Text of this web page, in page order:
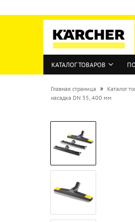
КАТАЛОГ ТОВАРОВ
Главная страница » Каталог
насадка DN 35, 400 мм